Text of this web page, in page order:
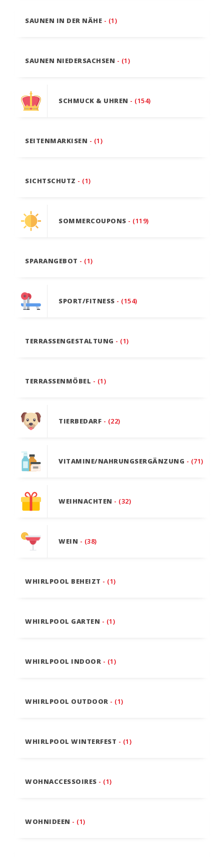
SAUNEN IN DER NÄHE - (1)
SAUNEN NIEDERSACHSEN - (1)
SCHMUCK & UHREN - (154)
SEITENMARKISEN - (1)
SICHTSCHUTZ - (1)
SOMMERCOUPONS - (119)
SPARANGEBOT - (1)
SPORT/FITNESS - (154)
TERRASSENGESTALTUNG - (1)
TERRASSENMÖBEL - (1)
TIERBEDARF - (22)
VITAMINE/NAHRUNGSERGÄNZUNG - (71)
WEIHNACHTEN - (32)
WEIN - (38)
WHIRLPOOL BEHEIZT - (1)
WHIRLPOOL GARTEN - (1)
WHIRLPOOL INDOOR - (1)
WHIRLPOOL OUTDOOR - (1)
WHIRLPOOL WINTERFEST - (1)
WOHNACCESSOIRES - (1)
WOHNIDEEN - (1)